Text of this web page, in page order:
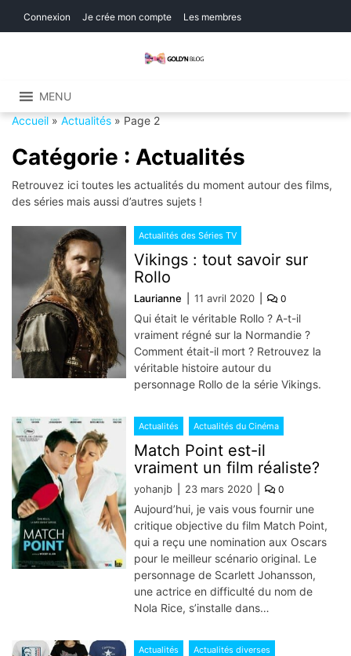
Connexion Je crée mon compte Les membres
MENU
Accueil » Actualités » Page 2
Catégorie : Actualités
Retrouvez ici toutes les actualités du moment autour des films,
des séries mais aussi d’autres sujets !
Actualités des Séries TV
Vikings : tout savoir sur
Rollo
Laurianne 11 avril 2020 0
Qui était le véritable Rollo ? A-t-il
vraiment régné sur la Normandie ?
Comment était-il mort ? Retrouvez la
véritable histoire autour du
personnage Rollo de la série Vikings.
Actualités Actualités du Cinéma
Match Point est-il
vraiment un film réaliste?
yohanjb 23 mars 2020 0
Aujourd’hui, je vais vous fournir une
critique objective du film Match Point,
qui a reçu une nomination aux Oscars
pour le meilleur scénario original. Le
personnage de Scarlett Johansson,
une actrice en difficulté du nom de
Nola Rice, s’installe dans…
Actualités Actualités diverses